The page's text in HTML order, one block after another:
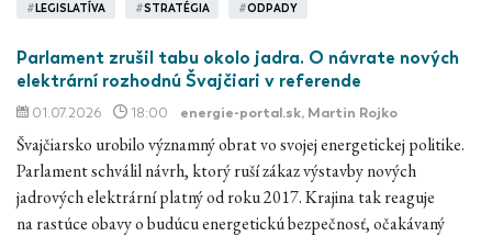
# LEGISLATÍVA #STRATÉGIA #ODPADY
Parlament zrušil tabu okolo jadra. O návrate nových
elektrární rozhodnú Švajčiari v referende
01.07.2026 18:00 energie-portal.sk, Martin Rojko
Švajčiarsko urobilo významný obrat vo svojej energetickej politike.
Parlament schválil návrh, ktorý ruší zákaz výstavby nových
jadrových elektrární platný od roku 2017. Krajina tak reaguje
na rastúce obavy o budúcu energetickú bezpečnosť, očakávaný